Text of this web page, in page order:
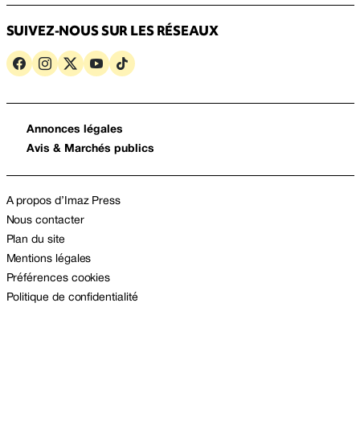
SUIVEZ-NOUS SUR LES RÉSEAUX
Annonces légales
Avis & Marchés publics
A propos d’Imaz Press
Nous contacter
Plan du site
Mentions légales
Préférences cookies
Politique de confidentialité